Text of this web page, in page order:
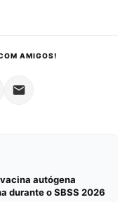
AMIGOS!
autógena
durante o SBSS 2026